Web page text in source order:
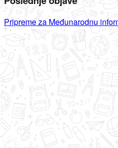
Pripreme za Međunarodnu